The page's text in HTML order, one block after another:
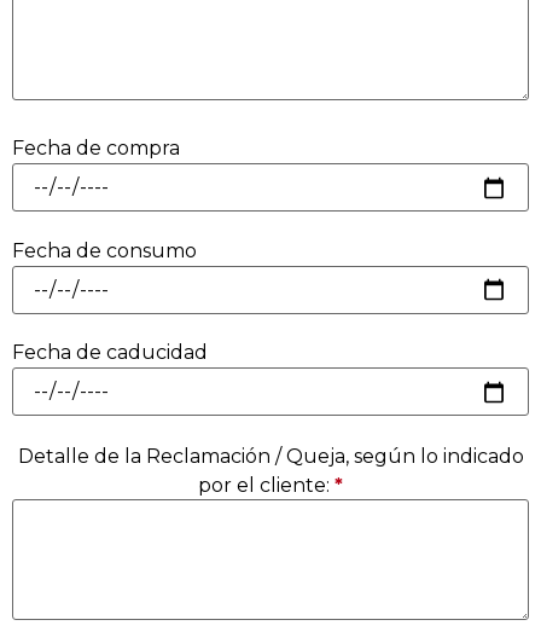
Fecha de compra
Fecha de consumo
Fecha de caducidad
Detalle de la Reclamación / Queja, según lo indicado
por el cliente: *